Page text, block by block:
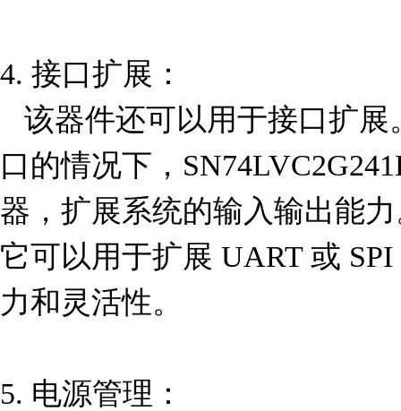
4. 接口扩展：
口的情况下，
器，扩展系统的输入输出能
它可以用于扩展 UART 或
力和灵活性。
5. 电源管理：